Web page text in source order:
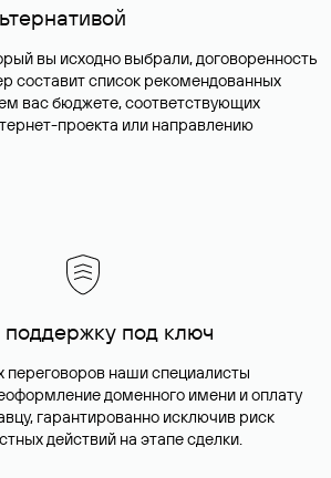
вы исходно выбрали, договоренность
составит список рекомендованных
вас бюджете, соответствующих
проекта или направлению
под ключ
наши специалисты
доменного имени и оплату
гарантированно исключив риск
действий на этапе сделки.